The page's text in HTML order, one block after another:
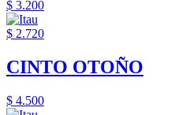
$ 3.200
$ 2.720
CINTO OTOÑO
$ 4.500